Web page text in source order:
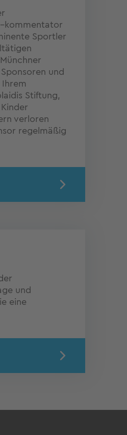
Sportler
und
Stiftung,
verloren
regelmäßig
und
eine